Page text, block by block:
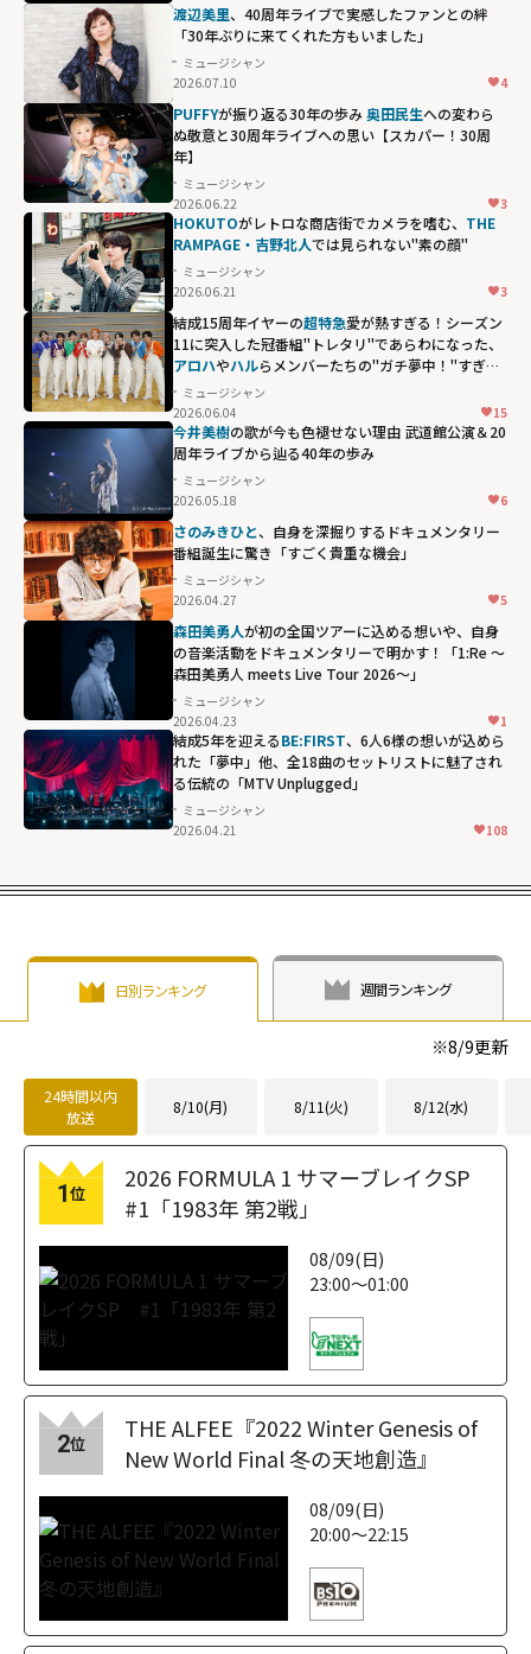
渡辺美里、40周年ライブで実感したファンとの絆
「30年ぶりに来てくれた方もいました」
ミュージシャン
2026.07.10
4
PUFFYが振り返る30年の歩み奥田民生への変わら
ぬ敬意と30周年ライブへの思い【スカパー！30周
年】
ミュージシャン
2026.06.22
3
HOKUTOがレトロな商店街でカメラを嗜む、 THE
RAMPAGE・吉野北人では見られない"素の顔"
ミュージシャン
2026.06.21
3
アロハやハルら
メンバーたち
の"ガチ夢
中！"すぎる偏愛
ぶり"
width="304"
height="203"
loading="lazy"
fetchpriority="h
結成15周年イヤーの超特急愛が熱すぎる！シーズン
11に突入した冠番組"トレタリ"であらわになった、
アロハやハルらメンバーたちの"ガチ夢中！"すぎる
偏愛ぶり
ミュージシャン
2026.06.04
15
今井美樹の歌が今も色褪せない理由 武道館公演＆20
周年ライブから辿る40年の歩み
ミュージシャン
2026.05.18
6
さのみきひと、自身を深掘りするドキュメンタリー
番組誕生に驚き「すごく貴重な機会」
ミュージシャン
2026.04.27
5
森田美勇人が初の全国ツアーに込める想いや、自身
の音楽活動をドキュメンタリーで明かす！「1:Re ～
森田美勇人 meets Live Tour 2026～」
ミュージシャン
2026.04.23
1
結成5年を迎えるBE:FIRST、6人6様の想いが込めら
れた「夢中」他、全18曲のセットリストに魅了され
る伝統の「MTV Unplugged」
ミュージシャン
2026.04.21
108
日別ランキング 週間ランキング
※8/9更新
24時間以内
放送
8/10(月) 8/11(火) 8/12(水)
1位
2026 FORMULA 1 サマーブレイクSP
#1「1983年 第2戦」
08/09(日)
23:00～01:00
2位
THE ALFEE『2022 Winter Genesis of
New World Final 冬の天地創造』
08/09(日)
20:00～22:15